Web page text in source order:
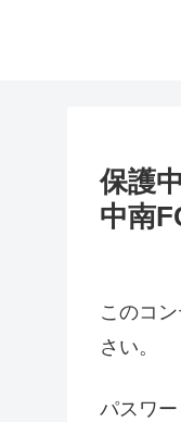
保護
中南
このコ
さい。
パスワー